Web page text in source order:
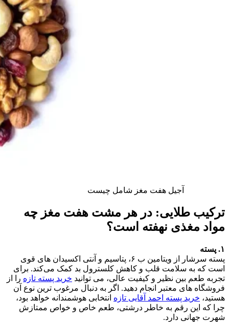
آجیل هفت مغز شامل چیست
ترکیب طلایی: در هر مشت هفت‌ مغز چه
مواد مغذی نهفته است؟
۱. پسته
پسته سرشار از ویتامین ب ۶، پتاسیم و آنتی‌ اکسیدان‌ های قوی
است که به سلامت قلب و کاهش کلسترول بد کمک می‌کند. برای
تجربه طعم بین‌ نظیر و کیفیت عالی، می‌ توانید خرید پسته تازه را از
فروشگاه‌ های معتبر انجام دهید. اگر به‌ دنبال مرغوب‌ ترین نوع آن
هستید، خرید پسته احمد آقایی تازه انتخابی هوشمندانه خواهد بود،
چرا که این رقم به‌ خاطر درشتی، طعم خاص و خواص ممتازش
شهرت جهانی دارد.